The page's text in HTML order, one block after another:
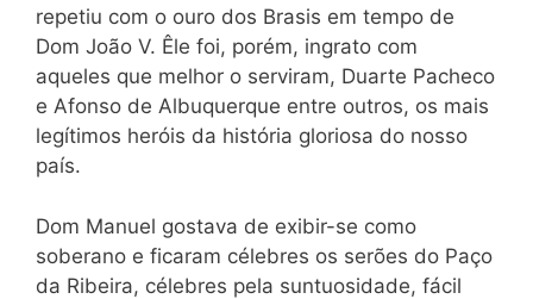
repetiu com o ouro dos Brasis em tempo de
Dom João V. Êle foi, porém, ingrato com
aqueles que melhor o serviram, Duarte Pacheco
e Afonso de Albuquerque entre outros, os mais
legítimos heróis da história gloriosa do nosso
país.
Dom Manuel gostava de exibir-se como
soberano e ficaram célebres os serões do Paço
da Ribeira, célebres pela suntuosidade, fácil